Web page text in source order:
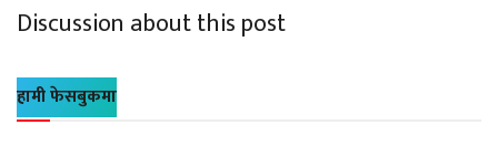
Discussion about this post
हामी फेसबुकमा